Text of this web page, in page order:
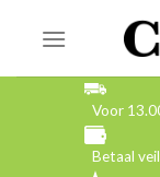
Voor
Betaal